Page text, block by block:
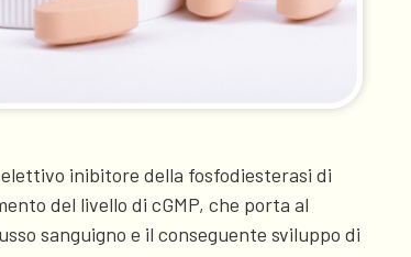
inibitore della fosfodiesterasi di
del livello di cGMP, che porta al
sanguigno e il conseguente sviluppo di